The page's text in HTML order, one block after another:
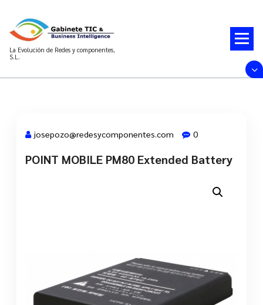
contenido
La Evolución de Redes y componentes,
S.L.
28 Mar, 2022
josepozo@redesycomponentes.com 0
POINT MOBILE PM80 Extended Battery